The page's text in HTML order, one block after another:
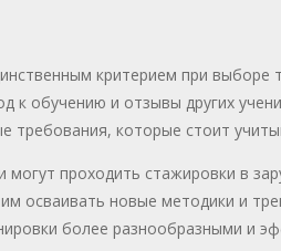
критерием при выборе
к обучению и отзывы других
которые стоит
проходить стажировки в
осваивать новые методики и
более разнообразными и